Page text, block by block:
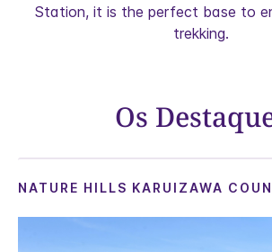
Station, it is the perfect base to
trekking.
Os